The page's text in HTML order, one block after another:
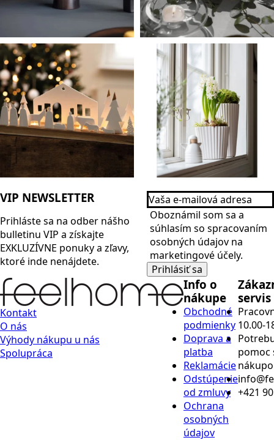
VIP NEWSLETTER
Prihláste sa na odber nášho
bulletinu VIP a získajte
EXKLUZÍVNE ponuky a zľavy,
ktoré inde nenájdete.
Vaša
e-
mailová
adresa
*
Name
*
Oboznámil som sa a
súhlasím so spracovaním
osobných údajov na
marketingové účely.
Prihlásiť sa
Kontakt
O nás
Výhody nákupu u nás
Spolupráca
Info o
nákupe
Obchodné
podmienky
Doprava a
platba
Reklamácie
Odstúpenie
od zmluvy
Ochrana
osobných
údajov
servis
10.00-
pomoc
+421